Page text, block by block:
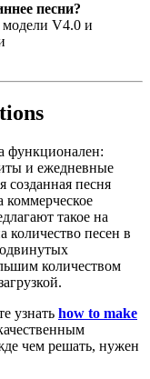
песни?
модели V4.0 и
функционален:
и ежедневные
созданная песня
коммерческое
такое на
количество песен в
количеством
узнать how to make
чем решать, нужен